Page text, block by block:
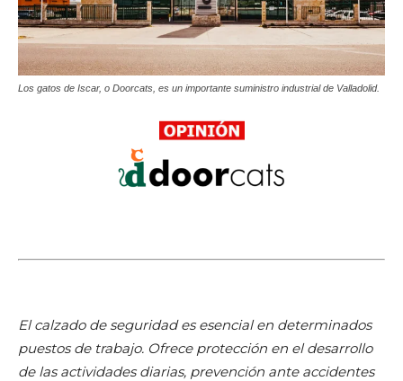
Los gatos de Iscar, o Doorcats, es un importante suministro industrial de Valladolid.
El calzado de seguridad es esencial en determinados
puestos de trabajo. Ofrece protección en el desarrollo
de las actividades diarias, prevención ante accidentes